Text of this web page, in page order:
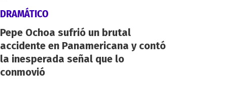
DRAMÁTICO
Pepe Ochoa sufrió un brutal
accidente en Panamericana y contó
la inesperada señal que lo
conmovió